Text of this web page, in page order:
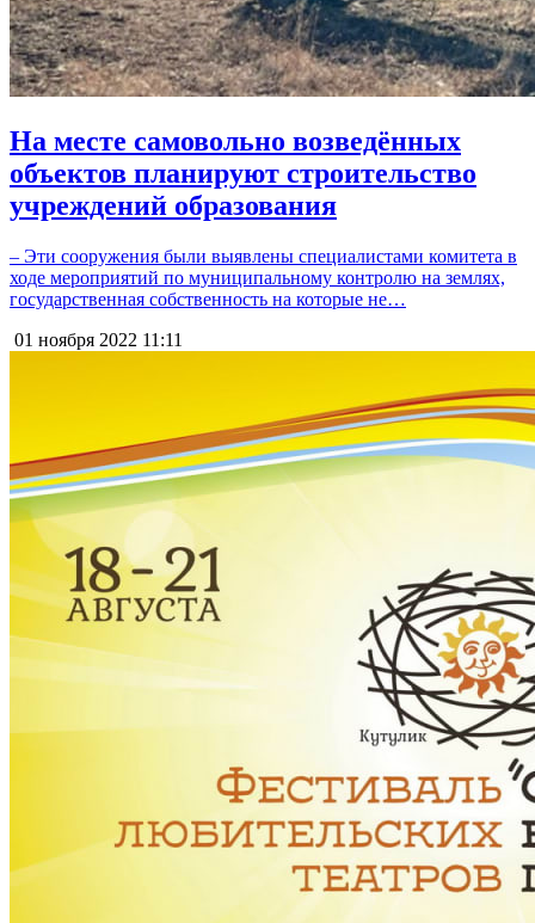
На месте самовольно возведённых
объектов планируют строительство
учреждений образования
– Эти сооружения были выявлены специалистами комитета в
ходе мероприятий по муниципальному контролю на землях,
государственная собственность на которые не…
01 ноября 2022 11:11